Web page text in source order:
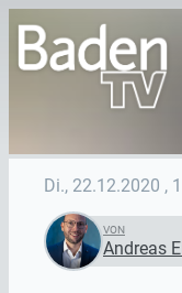
Di., 22.12.2020 ,
VON
Andreas